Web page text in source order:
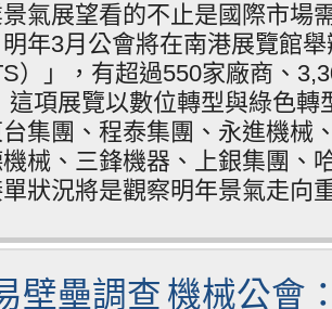
氣展望看的不止是國際市場
年3月公會將在南港展覽館
）」，有超過550家廠商、
這項展覽以數位轉型與綠色轉
集團、程泰集團、永進機械
械、三鋒機器、上銀集團、
狀況將是觀察明年景氣走向
壁壘調查 機械公會